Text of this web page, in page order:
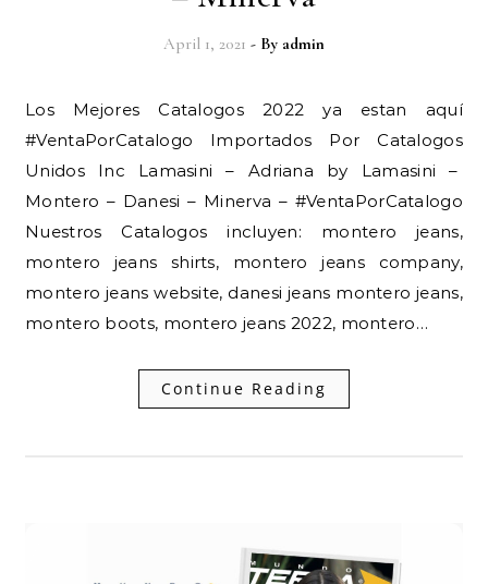
April 1, 2021 - By admin
Los Mejores Catalogos 2022 ya estan aquí
#VentaPorCatalogo Importados Por Catalogos
Unidos Inc Lamasini – Adriana by Lamasini –
Montero – Danesi – Minerva – #VentaPorCatalogo
Nuestros Catalogos incluyen: montero jeans,
montero jeans shirts, montero jeans company,
montero jeans website, danesi jeans montero jeans,
montero boots, montero jeans 2022, montero…
Continue Reading